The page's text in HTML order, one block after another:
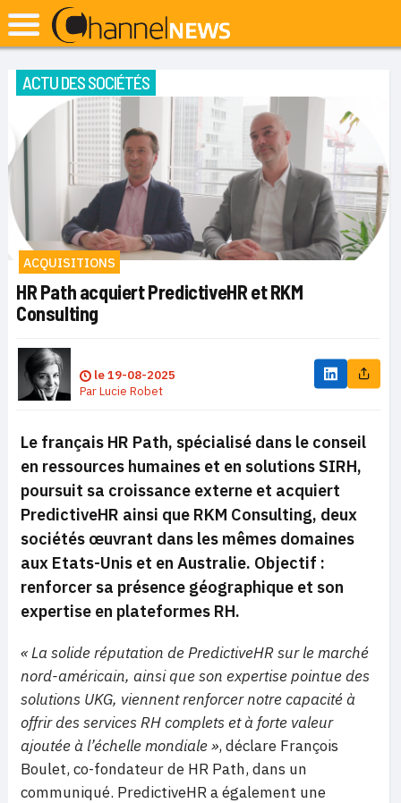
ACTU DES SOCIÉTÉS
ACQUISITIONS
HR Path acquiert PredictiveHR et RKM
Consulting
le19-08-2025
ParLucie Robet
Le français HR Path, spécialisé dans le conseil
en ressources humaines et en solutions SIRH,
poursuit sa croissance externe et acquiert
PredictiveHR ainsi que RKM Consulting, deux
sociétés œuvrant dans les mêmes domaines
aux Etats-Unis et en Australie. Objectif :
renforcer sa présence géographique et son
expertise en plateformes RH.
« La solide réputation de PredictiveHR sur le marché
nord-américain, ainsi que son expertise pointue des
solutions UKG, viennent renforcer notre capacité à
offrir des services RH complets et à forte valeur
ajoutée à l’échelle mondiale », déclare François
Boulet, co-fondateur de HR Path, dans un
communiqué. PredictiveHR a également une